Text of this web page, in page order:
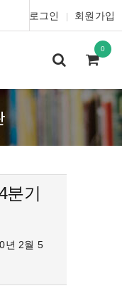
로그인 회원가입
0
기
년 2월 5